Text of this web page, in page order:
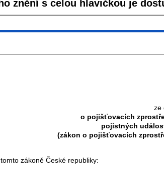
znění s celou hlavičkou je
ze
o pojišťovacích
pojistných
(zákon o pojišťovacích
zákoně České republiky: